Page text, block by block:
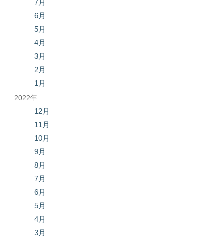
7月
6月
5月
4月
3月
2月
1月
2022年
12月
11月
10月
9月
8月
7月
6月
5月
4月
3月